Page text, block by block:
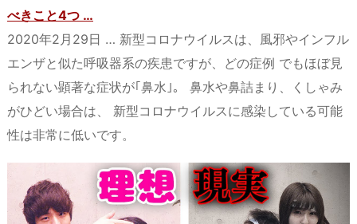
べきこと4つ …
2020年2月29日 … 新型コロナウイルスは、風邪やインフル
エンザと似た呼吸器系の疾患ですが、どの症例 でもほぼ見
られない顕著な症状が｢鼻水｣。 鼻水や鼻詰まり、くしゃみ
がひどい場合は、 新型コロナウイルスに感染している可能
性は非常に低いです。